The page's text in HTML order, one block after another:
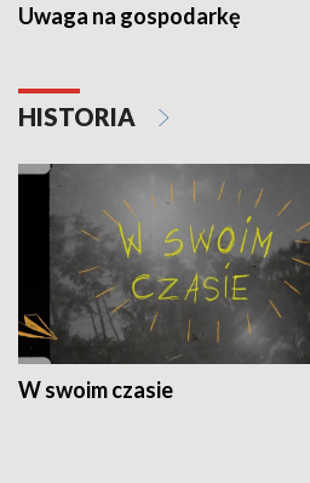
Uwaga na gospodarkę
HISTORIA
W swoim czasie